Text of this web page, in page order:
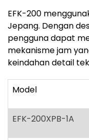
EFK-200
Jepang. Dengan
pengguna dapat
mekanisme jam
keindahan detail
Model
EFK-200XPB-1A